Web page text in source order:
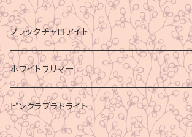
ブラックチャロアイト
ホワイトラリマー
ピンクラブラドライト